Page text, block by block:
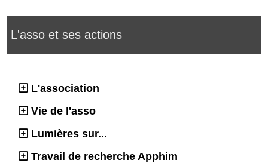
L'asso et ses actions
L'association
Vie de l'asso
Lumières sur...
Travail de recherche Apphim